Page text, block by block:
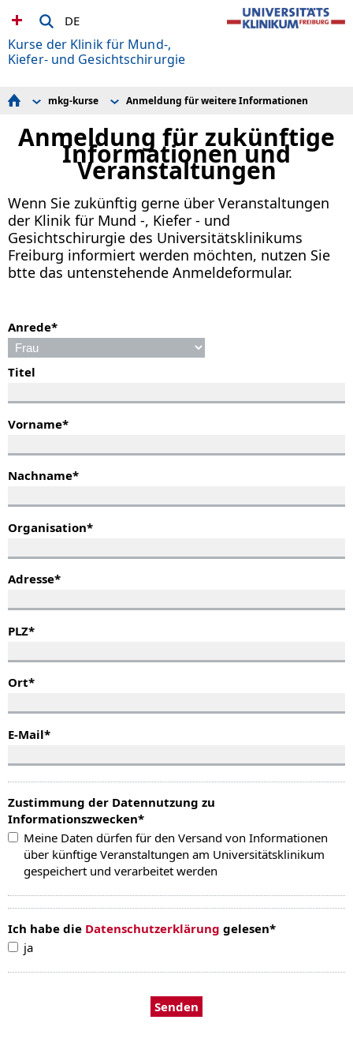
DE
Kurse der Klinik für Mund-,
Kiefer- und Gesichtschirurgie
Fallpräsentationen MKG
Jubiläum Master Parodontolgie
Zahnmedizin: Science Posts
mkg-kurse
Grundkurs Ultraschalldiagnostik
Anmeldung für weitere Informationen
Anmeldung für zukünftige
Informationen und
Veranstaltungen
Wenn Sie zukünftig gerne über Veranstaltungen
der Klinik für Mund -, Kiefer - und
Gesichtschirurgie des Universitätsklinikums
Freiburg informiert werden möchten, nutzen Sie
btte das untenstehende Anmeldeformular.
Anrede*
Titel
Vorname*
Nachname*
Organisation*
Adresse*
PLZ*
Ort*
E-Mail*
Zustimmung der Datennutzung zu
Informationszwecken*
Meine Daten dürfen für den Versand von Informationen
über künftige Veranstaltungen am Universitätsklinikum
gespeichert und verarbeitet werden
Ich habe die Datenschutzerklärung gelesen*
ja